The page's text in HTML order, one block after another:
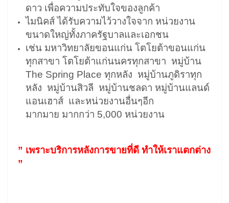
ดาว เพื่อความประทับใจของลูกค้า
ไมนิคส์ ได้รับความไว้วางใจจาก หน่วยงาน
ขนาดใหญ่ทั้งภาครัฐบาลและเอกชน
เช่น มหาวิทยาลัยขอนแก่น โตโยต้าขอนแก่น
ทุกสาขา โตโยต้าแก่นนครทุกสาขา หมู่บ้าน
The Spring Place ทุกหลัง หมู่บ้านภูดิราทุก
หลัง หมู่บ้านสิวลี หมู่บ้านชลดา หมู่บ้านแลนด์
แอนเฮาส์ และหน่วยงานอื่นๆอีก
มากมาย มากกว่า 5,000 หน่วยงาน
” เพราะบริการหลังการขายที่ดี ทำให้เราแตกต่าง
”